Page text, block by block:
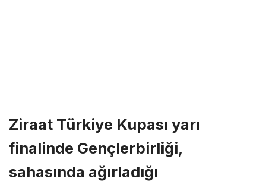
Ziraat Türkiye Kupası yarı
finalinde Gençlerbirliği,
sahasında ağırladığı